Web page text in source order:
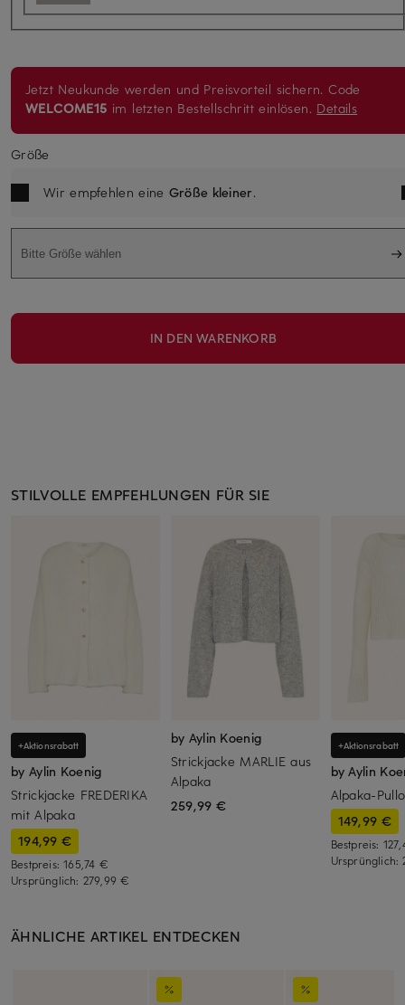
Jetzt Neukunde werden und Preisvorteil sichern. Code
WELCOME15 im letzten Bestellschritt einlösen. Details
Größe
Wir empfehlen eine Größe kleiner.
Bitte Größe wählen
IN DEN WARENKORB
STILVOLLE EMPFEHLUNGEN FÜR SIE
+Aktionsrabatt
by Aylin Koenig
Strickjacke FREDERIKA
mit Alpaka
194,99 €
Bestpreis:165,74 €
Ursprünglich: 279,99 €
by Aylin Koenig
Strickjacke MARLIE aus
Alpaka
259,99 €
+Aktionsrabatt
by Aylin
Alpaka-
149,99 €
Bestpreis:
Ursprünglich:
ÄHNLICHE ARTIKEL ENTDECKEN